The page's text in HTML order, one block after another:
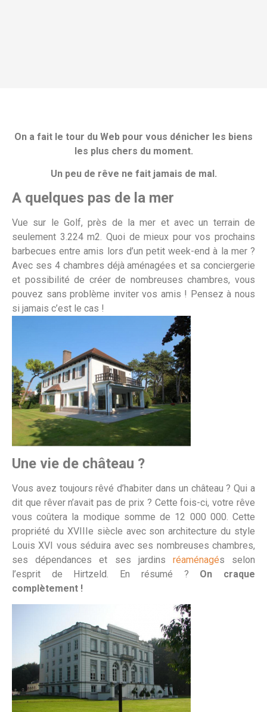
On a fait le tour du Web pour vous dénicher les biens
les plus chers du moment.
Un peu de rêve ne fait jamais de mal.
A quelques pas de la mer
Vue sur le Golf, près de la mer et avec un terrain de
seulement 3.224 m2. Quoi de mieux pour vos prochains
barbecues entre amis lors d’un petit week-end à la mer ?
Avec ses 4 chambres déjà aménagées et sa conciergerie
et possibilité de créer de nombreuses chambres, vous
pouvez sans problème inviter vos amis ! Pensez à nous
si jamais c’est le cas !
Une vie de château ?
Vous avez toujours rêvé d’habiter dans un château ? Qui a
dit que rêver n’avait pas de prix ? Cette fois-ci, votre rêve
vous coûtera la modique somme de 12 000 000. Cette
propriété du XVIIIe siècle avec son architecture du style
Louis XVI vous séduira avec ses nombreuses chambres,
ses dépendances et ses jardins réaménagés selon
l’esprit de Hirtzeld. En résumé ? On craque
complètement !